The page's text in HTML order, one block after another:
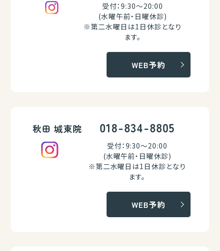
受付：9:30～20:00
(水曜午前・日曜休診)
※第二水曜日は1日休診となり
ます。
WEB予約
秋田 城東院 018-834-8805
受付：9:30～20:00
(水曜午前・日曜休診)
※第二水曜日は1日休診となり
ます。
WEB予約